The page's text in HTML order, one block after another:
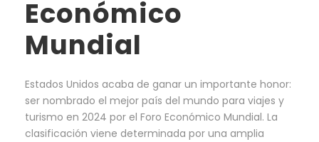
Económico
Mundial
Estados Unidos acaba de ganar un importante honor:
ser nombrado el mejor país del mundo para viajes y
turismo en 2024 por el Foro Económico Mundial. La
clasificación viene determinada por una amplia